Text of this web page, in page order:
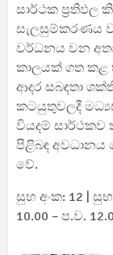
සාර්ථක ප්‍රතිඵල
සැලසුම්කරණය
වර්ධනය වන
කාලයක් ගත
ආදර සබඳතා
කටයුතුවලදී
වියදම්
පිළිබඳ
වේ.
සුභ අංක: 12 |
10.00 – ප.ව.